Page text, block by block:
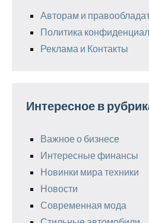
Авторам и
Политика
Реклама и Контакты
Интересное в
Важное о бизнесе
Интересные финансы
Новинки мира техники
Новости
Современная мода